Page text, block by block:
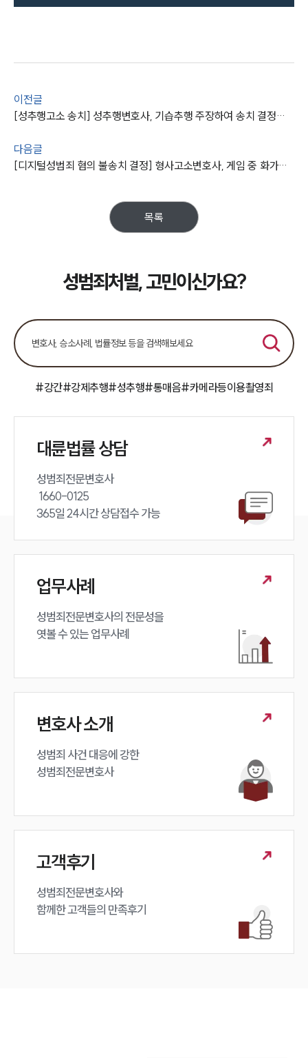
이전글
[성추행고소 송치] 성추행변호사, 기습추행 주장하여 송치 결정받고, 1,000만 원대 성추행합의금 받음
다음글
[디지털성범죄 혐의 불송치 결정] 형사고소변호사, 게임 중 화가나 음란 욕설 한 피의자 경찰 단계 마무리
목록
성범죄처벌, 고민이신가요?
#강간#강제추행#성추행#통매음#카메라등이용촬영죄
대륜법률 상담
성범죄전문변호사
365일 24시간 상담접수 가능
업무사례
성범죄전문변호사의 전문성을
엿볼 수 있는 업무사례
변호사 소개
성범죄 사건 대응에 강한
성범죄전문변호사
고객후기
성범죄전문변호사와
함께한 고객들의 만족후기